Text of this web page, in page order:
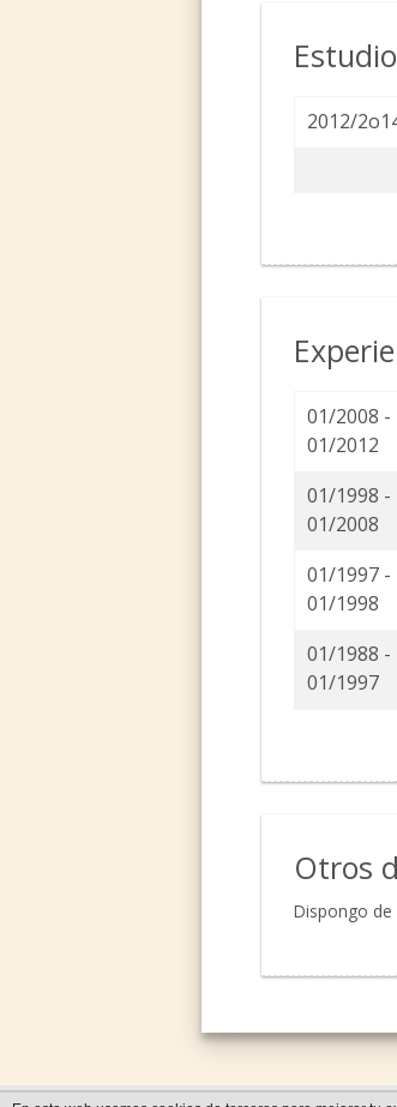
2012/
01/2008 -
01/2012
01/1998 -
01/2008
01/1997 -
01/1998
01/1988 -
01/1997
Otros
Dispongo de